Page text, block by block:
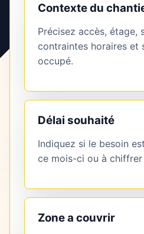
Contexte du
Précisez accès, étage,
contraintes horaires et
occupé.
Délai souhaité
Indiquez si le besoin
ce mois-ci ou à
Zone a couvrir